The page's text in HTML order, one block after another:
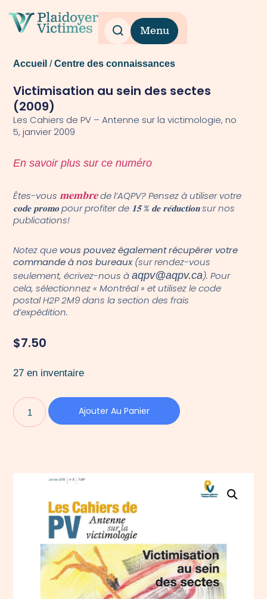
Menu
Accueil /Centre des connaissances
Victimisation au sein des sectes
(2009)
Les Cahiers de PV – Antenne sur la victimologie, no
5, janvier 2009
En savoir plus sur ce numéro
Êtes-vous𝐦𝐞𝐦𝐛𝐫𝐞de l’AQPV? Pensez à utiliser votre
𝐜𝐨𝐝𝐞 𝐩𝐫𝐨𝐦𝐨 pour profiter de 𝟏𝟓 % 𝐝𝐞 𝐫𝐞́𝐝𝐮𝐜𝐭𝐢𝐨𝐧 sur nos
publications!
Notez que vous pouvez également récupérer votre
commande à nos bureaux(sur rendez-vous
seulement, écrivez-nous àaqpv@aqpv.ca). Pour
cela, sélectionnez « Montréal » et utilisez le code
postal H2P 2M9 dans la section des frais
d’expédition.
$7.50
27 en inventaire
Ajouter Au Panier